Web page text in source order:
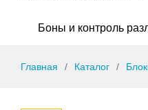
Боны и контроль
Главная Каталог